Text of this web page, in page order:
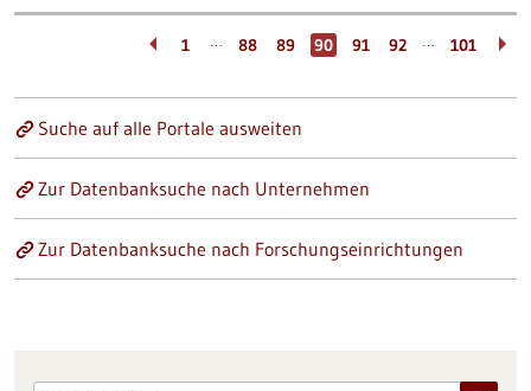
1 … 88 89 90 91 92 … 101
Suche auf alle Portale ausweiten
Zur Datenbanksuche nach Unternehmen
Zur Datenbanksuche nach Forschungseinrichtungen